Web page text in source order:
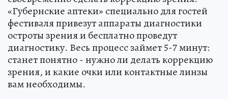
«Губернские аптеки» специально для гостей
фестиваля привезут аппараты диагностики
остроты зрения и бесплатно проведут
диагностику. Весь процесс займет 5-7 минут:
станет понятно - нужно ли делать коррекцию
зрения, и какие очки или контактные линзы
вам необходимы.